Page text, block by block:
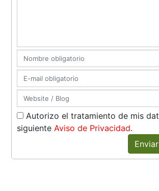
Autorizo el tratamiento de mis
siguienteAviso de Privacidad.